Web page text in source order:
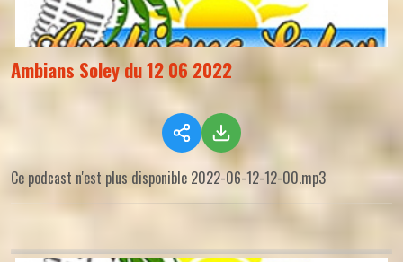
Ambians Soley du 12 06 2022
Ce podcast n'est plus disponible 2022-06-12-12-00.mp3